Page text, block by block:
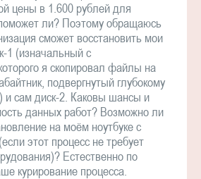
цены в 1.600 рублей для
ли? Поэтому обращаюсь
сможет восстановить мои
1 (изначальный с
я скопировал файлы на
подвергнутый глубокому
сам диск-2. Каковы шансы и
данных работ? Возможно ли
на моём ноутбуке с
этот процесс не требует
Естественно по
курирование процесса.